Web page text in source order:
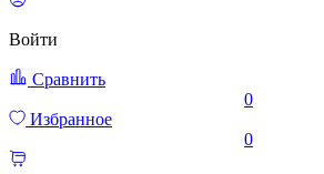
Войти
Сравнить
0
Избранное
0